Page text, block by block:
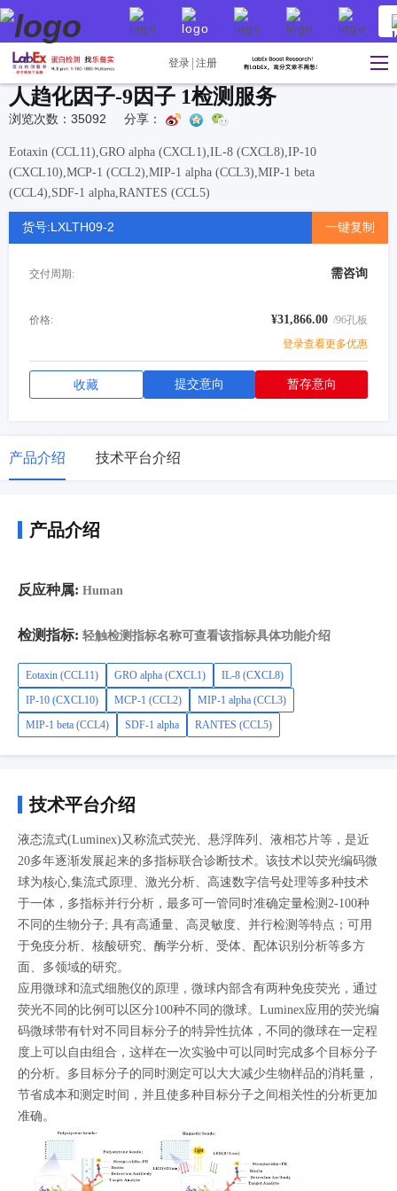
登录 注册
人趋化因子-9因子 1检测服务
浏览次数：35092 分享：
Eotaxin (CCL11),GRO alpha (CXCL1),IL-8 (CXCL8),IP-10
(CXCL10),MCP-1 (CCL2),MIP-1 alpha (CCL3),MIP-1 beta
(CCL4),SDF-1 alpha,RANTES (CCL5)
货号:LXLTH09-2 一键复制
交付周期: 需咨询
价格: ¥31,866.00 /96孔板
登录查看更多优惠
收藏 提交意向 暂存意向
产品介绍 技术平台介绍
产品介绍
反应种属: Human
检测指标: 轻触检测指标名称可查看该指标具体功能介绍
Eotaxin (CCL11) GRO alpha (CXCL1)
IL-8 (CXCL8)
IP-10 (CXCL10)
MCP-1 (CCL2)
MIP-1 alpha (CCL3)
MIP-1 beta (CCL4)
SDF-1 alpha RANTES (CCL5)
技术平台介绍
液态流式(Luminex)又称流式荧光、悬浮阵列、液相芯片等，是近
20多年逐渐发展起来的多指标联合诊断技术。该技术以荧光编码微
球为核心,集流式原理、激光分析、高速数字信号处理等多种技术
于一体，多指标并行分析，最多可一管同时准确定量检测2-100种
不同的生物分子; 具有高通量、高灵敏度、并行检测等特点；可用
于免疫分析、核酸研究、酶学分析、受体、配体识别分析等多方
面、多领域的研究。
应用微球和流式细胞仪的原理，微球内部含有两种免疫荧光，通过
荧光不同的比例可以区分100种不同的微球。Luminex应用的荧光编
码微球带有针对不同目标分子的特异性抗体，不同的微球在一定程
度上可以自由组合，这样在一次实验中可以同时完成多个目标分子
的分析。多目标分子的同时测定可以大大减少生物样品的消耗量，
节省成本和测定时间，并且使多种目标分子之间相关性的分析更加
准确。